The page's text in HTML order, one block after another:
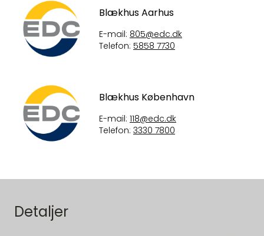
Blækhus Aarhus
E-mail: 805@edc.dk
Telefon: 5858 7730
Blækhus København
E-mail: 118@edc.dk
Telefon: 3330 7800
Detaljer